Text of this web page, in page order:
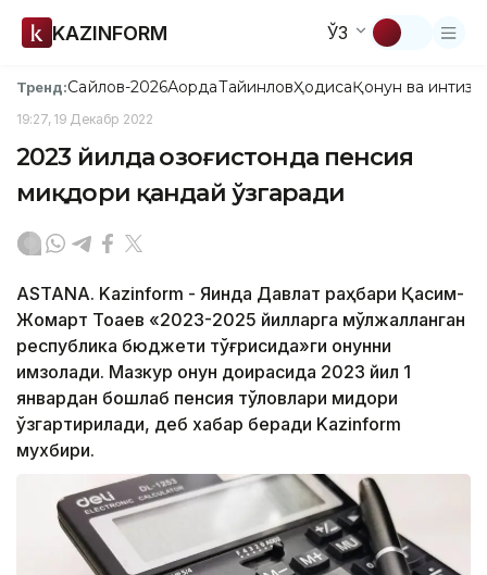
KAZINFORM ЎЗ
Тренд:Сайлов-2026АқордаТайинловҲодисаҚонун ва
19:27, 19 Декабр 2022
2023 йилда Қозоғистонда пенсия
миқдори қандай ўзгаради
ASTANA. Kazinform - Яқинда Давлат раҳбари Қасим-
Жомарт Тоқаев «2023-2025 йилларга мўлжалланган
республика бюджети тўғрисида»ги қонунни
имзолади. Мазкур қонун доирасида 2023 йил 1
январдан бошлаб пенсия тўловлари миқдори
ўзгартирилади, деб хабар беради Kazinform
мухбири.